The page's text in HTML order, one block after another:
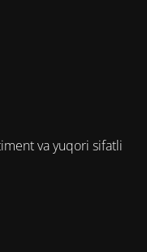
va yuqori sifatli